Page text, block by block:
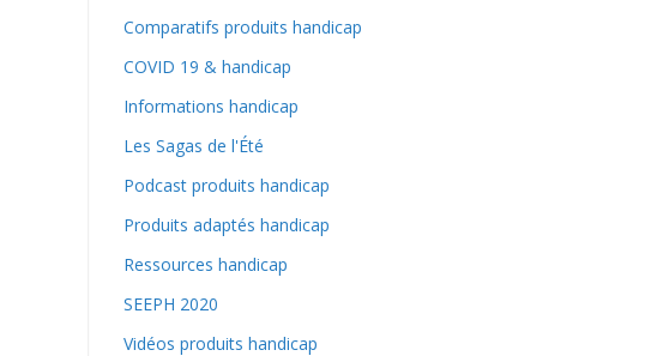
Comparatifs produits handicap
COVID 19 & handicap
Informations handicap
Les Sagas de l'Été
Podcast produits handicap
Produits adaptés handicap
Ressources handicap
SEEPH 2020
Vidéos produits handicap